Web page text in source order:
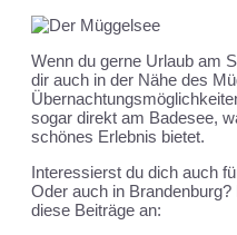
Wenn du gerne Urlaub am
dir auch in der Nähe des
sogar direkt am Badesee,
schönes Erlebnis bietet.
Interessierst du dich auch
Oder auch in
diese Beiträge an: